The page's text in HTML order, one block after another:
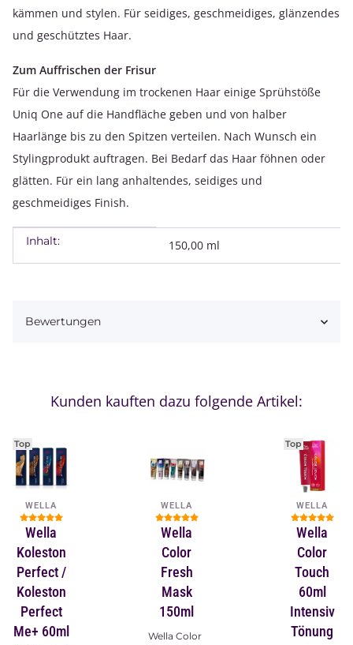
kämmen und stylen. Für seidiges, geschmeidiges, glänzendes
und geschütztes Haar.
Zum Auffrischen der Frisur
Für die Verwendung im trockenen Haar einige Sprühstöße
Uniq One auf die Handfläche geben und von halber
Haarlänge bis zu den Spitzen verteilen. Nach Wunsch ein
Stylingprodukt auftragen. Bei Bedarf das Haar föhnen oder
glätten. Für ein lang anhaltendes, seidiges und
geschmeidiges Finish.
Produkteigenschaft
Wert
Inhalt: 150,00 ml
Bewertungen
Kunden kauften dazu folgende Artikel:
Top
WELLA
Wella
Koleston
Perfect /
Koleston
Perfect
Me+ 60ml
WELLA
Wella
Color
Fresh
Mask
150ml
Wella Color
Top
WELLA
Wella
Color
Touch
60ml
Intensiv
Tönung